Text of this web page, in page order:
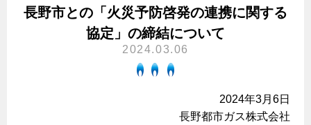
料金表
設備別に比較する
ガスコンロとIHクッキングヒーターの比較
長野市との「火災予防啓発の連携に関する
協定」の締結について
2024.03.06
2024年3月6日
長野都市ガス株式会社